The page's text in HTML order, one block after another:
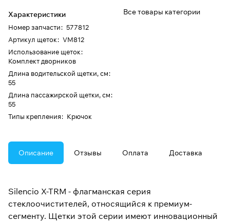
Характеристики
Номер запчасти: 577812
Артикул щеток: VM812
Использование щеток:
Комплект дворников
Длина водительской щетки, см:
55
Длина пассажирской щетки, см:
55
Типы крепления: Крючок
Все товары категории
Описание Отзывы Оплата Доставка
Silencio X-TRM - флагманская серия
стеклоочистителей, относящийся к премиум-
сегменту. Щетки этой серии имеют инновационный